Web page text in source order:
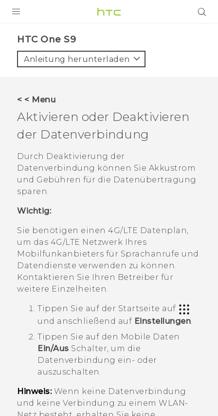
VIVE
VIVERSE
UNTERSTÜTZUNG
HTC-Geräte und Zubehör
Anmelden
HTC One S9‎
Anleitung herunterladen
< < Menu
Aktivieren oder Deaktivieren
der Datenverbindung
Durch Deaktivierung der
Datenverbindung können Sie Akkustrom
und Gebühren für die Datenübertragung
sparen.
Wichtig:
Sie benötigen einen 4G‍/ LTE Datenplan,
um das 4G/LTE Netzwerk Ihres
Mobilfunkanbieters für Sprachanrufe und
Datendienste verwenden zu können.
Kontaktieren Sie Ihren Betreiber für
weitere Einzelheiten.
Tippen Sie auf der Startseite auf
und anschließend auf Einstellungen
Tippen Sie auf den Mobile Daten
Ein/Aus Schalter, um die
Datenverbindung ein- oder
auszuschalten.
Hinweis:Wenn keine Datenverbindung
und keine Verbindung zu einem WLAN-